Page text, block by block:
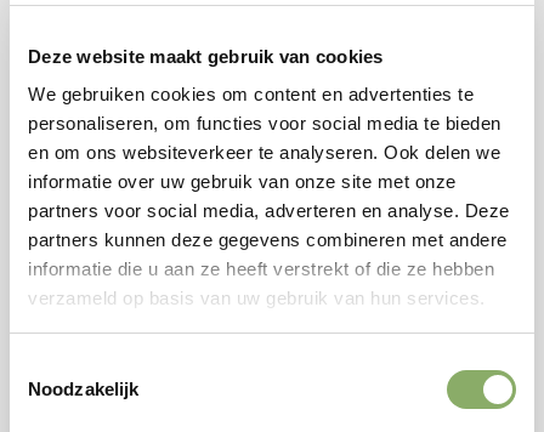
Deze website maakt gebruik van cookies
We gebruiken cookies om content en advertenties te
personaliseren, om functies voor social media te bieden
en om ons websiteverkeer te analyseren. Ook delen we
informatie over uw gebruik van onze site met onze
partners voor social media, adverteren en analyse. Deze
partners kunnen deze gegevens combineren met andere
informatie die u aan ze heeft verstrekt of die ze hebben
verzameld op basis van uw gebruik van hun services.
Noodzakelijk
WORST
6,39